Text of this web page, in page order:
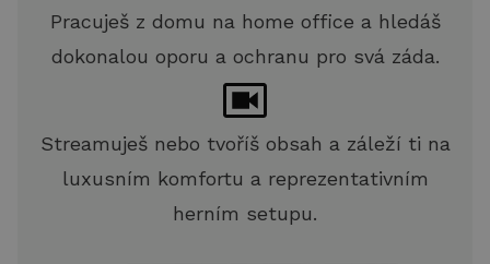
Pracuješ z domu na home office a hledáš
dokonalou oporu a ochranu pro svá záda.
Streamuješ nebo tvoříš obsah a záleží ti na
luxusním komfortu a reprezentativním
herním setupu.